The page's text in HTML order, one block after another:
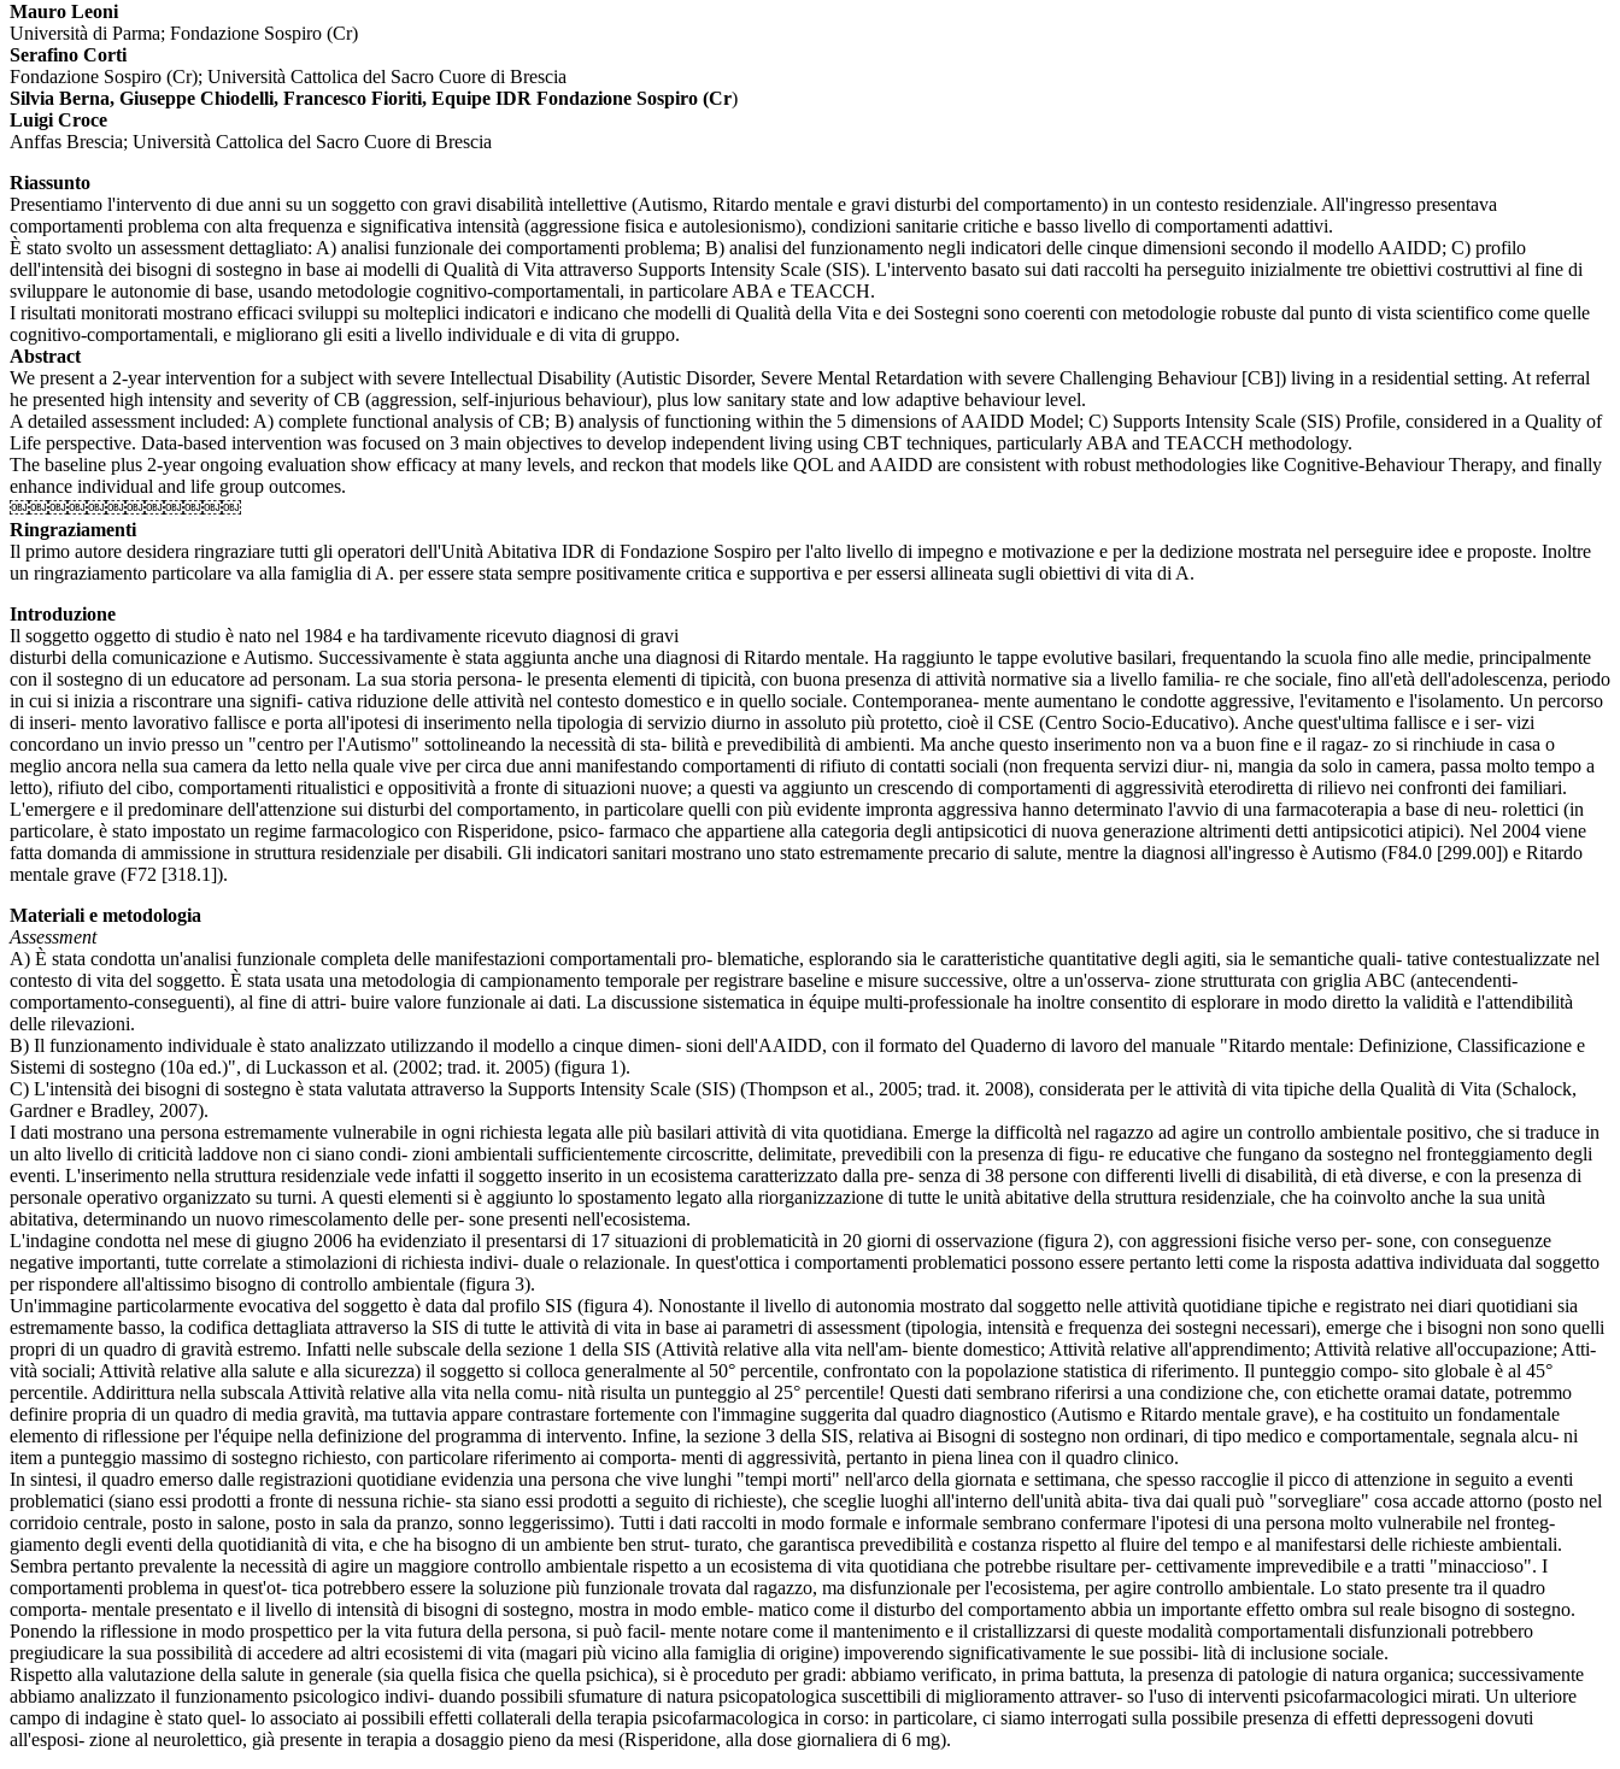
Mauro Leoni
Università di Parma; Fondazione Sospiro (Cr)
Serafino Corti
Fondazione Sospiro (Cr); Università Cattolica del Sacro Cuore di Brescia
Silvia Berna, Giuseppe Chiodelli, Francesco Fioriti, Equipe IDR Fondazione Sospiro (Cr)
Luigi Croce
Anffas Brescia; Università Cattolica del Sacro Cuore di Brescia
Riassunto
Presentiamo l'intervento di due anni su un soggetto con gravi disabilità intellettive (Autismo, Ritardo mentale e gravi disturbi del comportamento) in un contesto residenziale. All'ingresso presentava
comportamenti problema con alta frequenza e significativa intensità (aggressione fisica e autolesionismo), condizioni sanitarie critiche e basso livello di comportamenti adattivi.
È stato svolto un assessment dettagliato: A) analisi funzionale dei comportamenti problema; B) analisi del funzionamento negli indicatori delle cinque dimensioni secondo il modello AAIDD; C) profilo
dell'intensità dei bisogni di sostegno in base ai modelli di Qualità di Vita attraverso Supports Intensity Scale (SIS). L'intervento basato sui dati raccolti ha perseguito inizialmente tre obiettivi costruttivi al fine di
sviluppare le autonomie di base, usando metodologie cognitivo-comportamentali, in particolare ABA e TEACCH.
I risultati monitorati mostrano efficaci sviluppi su molteplici indicatori e indicano che modelli di Qualità della Vita e dei Sostegni sono coerenti con metodologie robuste dal punto di vista scientifico come quelle
cognitivo-comportamentali, e migliorano gli esiti a livello individuale e di vita di gruppo.
Abstract
We present a 2-year intervention for a subject with severe Intellectual Disability (Autistic Disorder, Severe Mental Retardation with severe Challenging Behaviour [CB]) living in a residential setting. At referral
he presented high intensity and severity of CB (aggression, self-injurious behaviour), plus low sanitary state and low adaptive behaviour level.
A detailed assessment included: A) complete functional analysis of CB; B) analysis of functioning within the 5 dimensions of AAIDD Model; C) Supports Intensity Scale (SIS) Profile, considered in a Quality of
Life perspective. Data-based intervention was focused on 3 main objectives to develop independent living using CBT techniques, particularly ABA and TEACCH methodology.
The baseline plus 2-year ongoing evaluation show efficacy at many levels, and reckon that models like QOL and AAIDD are consistent with robust methodologies like Cognitive-Behaviour Therapy, and finally
enhance individual and life group outcomes.
￼￼￼￼￼￼￼￼￼￼￼￼
Ringraziamenti
Il primo autore desidera ringraziare tutti gli operatori dell'Unità Abitativa IDR di Fondazione Sospiro per l'alto livello di impegno e motivazione e per la dedizione mostrata nel perseguire idee e proposte. Inoltre
un ringraziamento particolare va alla famiglia di A. per essere stata sempre positivamente critica e supportiva e per essersi allineata sugli obiettivi di vita di A.
Introduzione
Il soggetto oggetto di studio è nato nel 1984 e ha tardivamente ricevuto diagnosi di gravi
disturbi della comunicazione e Autismo. Successivamente è stata aggiunta anche una diagnosi di Ritardo mentale. Ha raggiunto le tappe evolutive basilari, frequentando la scuola fino alle medie, principalmente
con il sostegno di un educatore ad personam. La sua storia persona- le presenta elementi di tipicità, con buona presenza di attività normative sia a livello familia- re che sociale, fino all'età dell'adolescenza, periodo
in cui si inizia a riscontrare una signifi- cativa riduzione delle attività nel contesto domestico e in quello sociale. Contemporanea- mente aumentano le condotte aggressive, l'evitamento e l'isolamento. Un percorso
di inseri- mento lavorativo fallisce e porta all'ipotesi di inserimento nella tipologia di servizio diurno in assoluto più protetto, cioè il CSE (Centro Socio-Educativo). Anche quest'ultima fallisce e i ser- vizi
concordano un invio presso un "centro per l'Autismo" sottolineando la necessità di sta- bilità e prevedibilità di ambienti. Ma anche questo inserimento non va a buon fine e il ragaz- zo si rinchiude in casa o
meglio ancora nella sua camera da letto nella quale vive per circa due anni manifestando comportamenti di rifiuto di contatti sociali (non frequenta servizi diur- ni, mangia da solo in camera, passa molto tempo a
letto), rifiuto del cibo, comportamenti ritualistici e oppositività a fronte di situazioni nuove; a questi va aggiunto un crescendo di comportamenti di aggressività eterodiretta di rilievo nei confronti dei familiari.
L'emergere e il predominare dell'attenzione sui disturbi del comportamento, in particolare quelli con più evidente impronta aggressiva hanno determinato l'avvio di una farmacoterapia a base di neu- rolettici (in
particolare, è stato impostato un regime farmacologico con Risperidone, psico- farmaco che appartiene alla categoria degli antipsicotici di nuova generazione altrimenti detti antipsicotici atipici). Nel 2004 viene
fatta domanda di ammissione in struttura residenziale per disabili. Gli indicatori sanitari mostrano uno stato estremamente precario di salute, mentre la diagnosi all'ingresso è Autismo (F84.0 [299.00]) e Ritardo
mentale grave (F72 [318.1]).
Materiali e metodologia
Assessment
A) È stata condotta un'analisi funzionale completa delle manifestazioni comportamentali pro- blematiche, esplorando sia le caratteristiche quantitative degli agiti, sia le semantiche quali- tative contestualizzate nel
contesto di vita del soggetto. È stata usata una metodologia di campionamento temporale per registrare baseline e misure successive, oltre a un'osserva- zione strutturata con griglia ABC (antecendenti-
comportamento-conseguenti), al fine di attri- buire valore funzionale ai dati. La discussione sistematica in équipe multi-professionale ha inoltre consentito di esplorare in modo diretto la validità e l'attendibilità
delle rilevazioni.
B) Il funzionamento individuale è stato analizzato utilizzando il modello a cinque dimen- sioni dell'AAIDD, con il formato del Quaderno di lavoro del manuale "Ritardo mentale: Definizione, Classificazione e
Sistemi di sostegno (10a ed.)", di Luckasson et al. (2002; trad. it. 2005) (figura 1).
C) L'intensità dei bisogni di sostegno è stata valutata attraverso la Supports Intensity Scale (SIS) (Thompson et al., 2005; trad. it. 2008), considerata per le attività di vita tipiche della Qualità di Vita (Schalock,
Gardner e Bradley, 2007).
I dati mostrano una persona estremamente vulnerabile in ogni richiesta legata alle più basilari attività di vita quotidiana. Emerge la difficoltà nel ragazzo ad agire un controllo ambientale positivo, che si traduce in
un alto livello di criticità laddove non ci siano condi- zioni ambientali sufficientemente circoscritte, delimitate, prevedibili con la presenza di figu- re educative che fungano da sostegno nel fronteggiamento degli
eventi. L'inserimento nella struttura residenziale vede infatti il soggetto inserito in un ecosistema caratterizzato dalla pre- senza di 38 persone con differenti livelli di disabilità, di età diverse, e con la presenza di
personale operativo organizzato su turni. A questi elementi si è aggiunto lo spostamento legato alla riorganizzazione di tutte le unità abitative della struttura residenziale, che ha coinvolto anche la sua unità
abitativa, determinando un nuovo rimescolamento delle per- sone presenti nell'ecosistema.
L'indagine condotta nel mese di giugno 2006 ha evidenziato il presentarsi di 17 situazioni di problematicità in 20 giorni di osservazione (figura 2), con aggressioni fisiche verso per- sone, con conseguenze
negative importanti, tutte correlate a stimolazioni di richiesta indivi- duale o relazionale. In quest'ottica i comportamenti problematici possono essere pertanto letti come la risposta adattiva individuata dal soggetto
per rispondere all'altissimo bisogno di controllo ambientale (figura 3).
Un'immagine particolarmente evocativa del soggetto è data dal profilo SIS (figura 4). Nonostante il livello di autonomia mostrato dal soggetto nelle attività quotidiane tipiche e registrato nei diari quotidiani sia
estremamente basso, la codifica dettagliata attraverso la SIS di tutte le attività di vita in base ai parametri di assessment (tipologia, intensità e frequenza dei sostegni necessari), emerge che i bisogni non sono quelli
propri di un quadro di gravità estremo. Infatti nelle subscale della sezione 1 della SIS (Attività relative alla vita nell'am- biente domestico; Attività relative all'apprendimento; Attività relative all'occupazione; Atti-
vità sociali; Attività relative alla salute e alla sicurezza) il soggetto si colloca generalmente al 50° percentile, confrontato con la popolazione statistica di riferimento. Il punteggio compo- sito globale è al 45°
percentile. Addirittura nella subscala Attività relative alla vita nella comu- nità risulta un punteggio al 25° percentile! Questi dati sembrano riferirsi a una condizione che, con etichette oramai datate, potremmo
definire propria di un quadro di media gravità, ma tuttavia appare contrastare fortemente con l'immagine suggerita dal quadro diagnostico (Autismo e Ritardo mentale grave), e ha costituito un fondamentale
elemento di riflessione per l'équipe nella definizione del programma di intervento. Infine, la sezione 3 della SIS, relativa ai Bisogni di sostegno non ordinari, di tipo medico e comportamentale, segnala alcu- ni
item a punteggio massimo di sostegno richiesto, con particolare riferimento ai comporta- menti di aggressività, pertanto in piena linea con il quadro clinico.
In sintesi, il quadro emerso dalle registrazioni quotidiane evidenzia una persona che vive lunghi "tempi morti" nell'arco della giornata e settimana, che spesso raccoglie il picco di attenzione in seguito a eventi
problematici (siano essi prodotti a fronte di nessuna richie- sta siano essi prodotti a seguito di richieste), che sceglie luoghi all'interno dell'unità abita- tiva dai quali può "sorvegliare" cosa accade attorno (posto nel
corridoio centrale, posto in salone, posto in sala da pranzo, sonno leggerissimo). Tutti i dati raccolti in modo formale e informale sembrano confermare l'ipotesi di una persona molto vulnerabile nel fronteg-
giamento degli eventi della quotidianità di vita, e che ha bisogno di un ambiente ben strut- turato, che garantisca prevedibilità e costanza rispetto al fluire del tempo e al manifestarsi delle richieste ambientali.
Sembra pertanto prevalente la necessità di agire un maggiore controllo ambientale rispetto a un ecosistema di vita quotidiana che potrebbe risultare per- cettivamente imprevedibile e a tratti "minaccioso". I
comportamenti problema in quest'ot- tica potrebbero essere la soluzione più funzionale trovata dal ragazzo, ma disfunzionale per l'ecosistema, per agire controllo ambientale. Lo stato presente tra il quadro
comporta- mentale presentato e il livello di intensità di bisogni di sostegno, mostra in modo emble- matico come il disturbo del comportamento abbia un importante effetto ombra sul reale bisogno di sostegno.
Ponendo la riflessione in modo prospettico per la vita futura della persona, si può facil- mente notare come il mantenimento e il cristallizzarsi di queste modalità comportamentali disfunzionali potrebbero
pregiudicare la sua possibilità di accedere ad altri ecosistemi di vita (magari più vicino alla famiglia di origine) impoverendo significativamente le sue possibi- lità di inclusione sociale.
Rispetto alla valutazione della salute in generale (sia quella fisica che quella psichica), si è proceduto per gradi: abbiamo verificato, in prima battuta, la presenza di patologie di natura organica; successivamente
abbiamo analizzato il funzionamento psicologico indivi- duando possibili sfumature di natura psicopatologica suscettibili di miglioramento attraver- so l'uso di interventi psicofarmacologici mirati. Un ulteriore
campo di indagine è stato quel- lo associato ai possibili effetti collaterali della terapia psicofarmacologica in corso: in particolare, ci siamo interrogati sulla possibile presenza di effetti depressogeni dovuti
all'esposi- zione al neurolettico, già presente in terapia a dosaggio pieno da mesi (Risperidone, alla dose giornaliera di 6 mg).